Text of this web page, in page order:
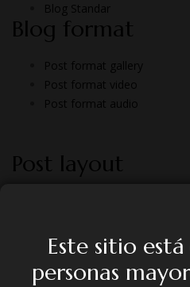
Blog Standar
Blog format
Post format gallery
Post format video
Post format audio
Post layout
Prallax Image
Simple Title
Sticky Title
Este sitio
personas